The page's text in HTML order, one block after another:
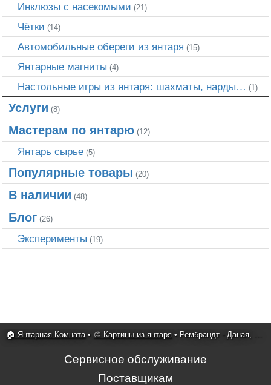
Инклюзы с насекомыми (21)
Чётки (14)
Автомобильные обереги из янтаря (15)
Янтарные магниты (4)
Настольные игры из янтаря: шахматы, нарды… (1)
Услуги (8)
Мастерам по янтарю (12)
Янтарь сырье (5)
Популярные товары (20)
В наличии (48)
Блог (26)
Эксперименты (19)
🏠 Янтарная Комната• 🎨 Картины из янтаря • Рембрандт - Даная, 1636
Сервисное обслуживание
Поставщикам